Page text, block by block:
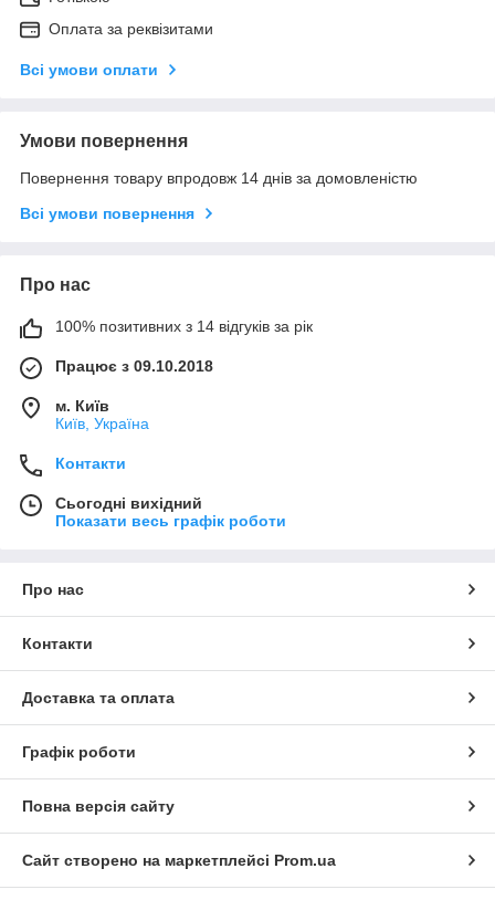
Оплата за реквізитами
Всі умови оплати
Умови повернення
Повернення товару впродовж 14 днів за домовленістю
Всі умови повернення
Про нас
100% позитивних з 14 відгуків за рік
Працює з 09.10.2018
м. Київ
Київ, Україна
Контакти
Сьогодні вихідний
Показати весь графік роботи
Про нас
Контакти
Доставка та оплата
Графік роботи
Повна версія сайту
Сайт створено на маркетплейсі Prom.ua